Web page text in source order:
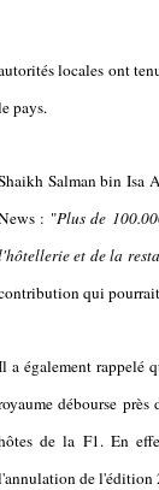
locales ont
pays.
Salman bin Isa
: "Plus de
et de la
qui
a également rappelé
débourse
de la F1. En
de l'édition